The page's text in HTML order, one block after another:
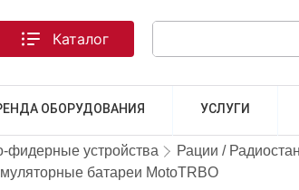
ОБОРУДОВАНИЯ УСЛУГИ
Каталог
фидерные устройства Рации /
батареи MotoTRBO